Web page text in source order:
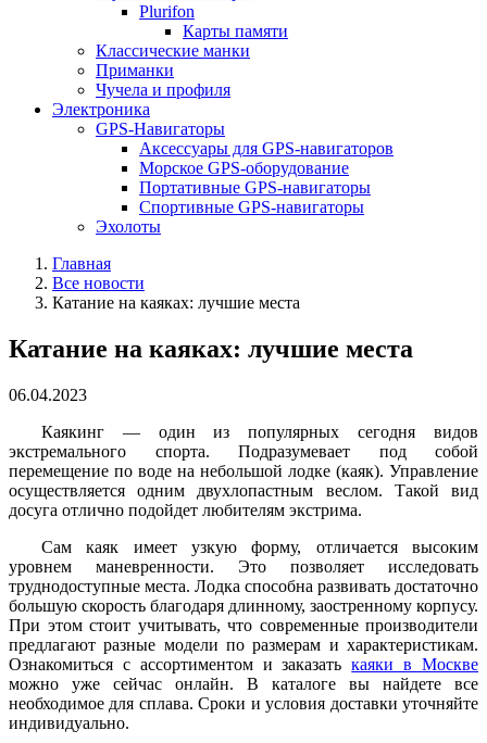
Plurifon
Карты памяти
Классические манки
Приманки
Чучела и профиля
Электроника
GPS-Навигаторы
Аксессуары для GPS-навигаторов
Морское GPS-оборудование
Портативные GPS-навигаторы
Спортивные GPS-навигаторы
Эхолоты
Главная
Все новости
Катание на каяках: лучшие места
Катание на каяках: лучшие места
06.04.2023
Каякинг — один из популярных сегодня видов
экстремального спорта. Подразумевает под собой
перемещение по воде на небольшой лодке (каяк). Управление
осуществляется одним двухлопастным веслом. Такой вид
досуга отлично подойдет любителям экстрима.
Сам каяк имеет узкую форму, отличается высоким
уровнем маневренности. Это позволяет исследовать
труднодоступные места. Лодка способна развивать достаточно
большую скорость благодаря длинному, заостренному корпусу.
При этом стоит учитывать, что современные производители
предлагают разные модели по размерам и характеристикам.
Ознакомиться с ассортиментом и заказатькаяки в Москве
можно уже сейчас онлайн. В каталоге вы найдете все
необходимое для сплава. Сроки и условия доставки уточняйте
индивидуально.